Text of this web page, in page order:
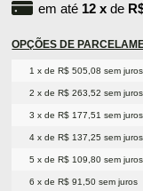
em até 12 x de
OPÇÕES DE
1 x de R$ 505,08 sem
2 x de R$ 263,52 sem
3 x de R$ 177,51 sem
4 x de R$ 137,25 sem juros
5 x de R$ 109,80 sem juros
6 x de R$ 91,50 sem juros